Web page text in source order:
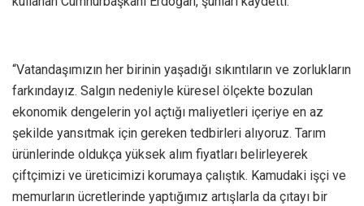
“Vatandaşımızın her birinin yaşadığı sıkıntıların ve zorlukların
farkındayız. Salgın nedeniyle küresel ölçekte bozulan
ekonomik dengelerin yol açtığı maliyetleri içeriye en az
şekilde yansıtmak için gereken tedbirleri alıyoruz. Tarım
ürünlerinde oldukça yüksek alım fiyatları belirleyerek
çiftçimizi ve üreticimizi korumaya çalıştık. Kamudaki işçi ve
memurların ücretlerinde yaptığımız artışlarla da çıtayı bir